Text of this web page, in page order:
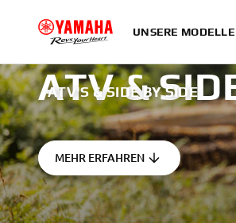
UNSERE MODELLE
ATV'S & SIDE BY SIDE
ATV &
MEHR ERFAHREN